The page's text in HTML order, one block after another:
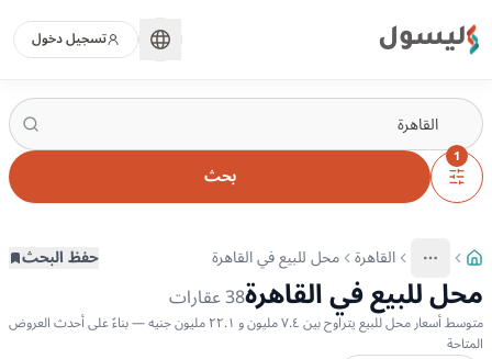
ليسول تسجيل دخول
1
بحث
More
عرض المزيد من المسارات
القاهرة محل للبيع في القاهرة حفظ البحث
محل للبيع في القاهرة38عقارات
متوسط أسعار محل للبيع يتراوح بين ٧.٤ مليون و ٢٢.١ مليون جنيه — بناءً على أحدث العروض
المتاحة